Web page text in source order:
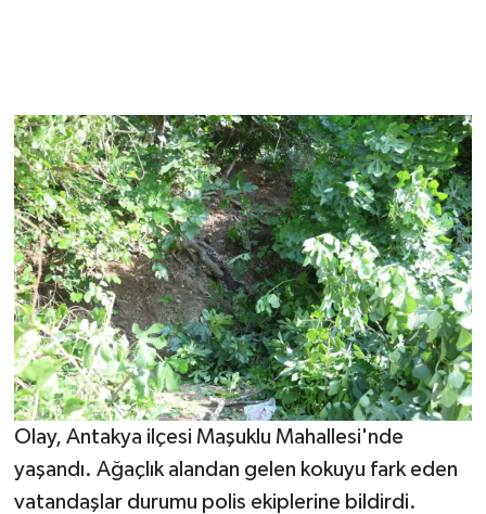
Olay, Antakya ilçesi Maşuklu Mahallesi'nde
yaşandı. Ağaçlık alandan gelen kokuyu fark eden
vatandaşlar durumu polis ekiplerine bildirdi.